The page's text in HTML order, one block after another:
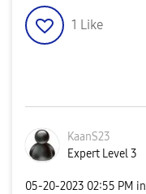
1 Like
KaanS23
Expert Level 3
‎05-20-2023 02:55 PM in